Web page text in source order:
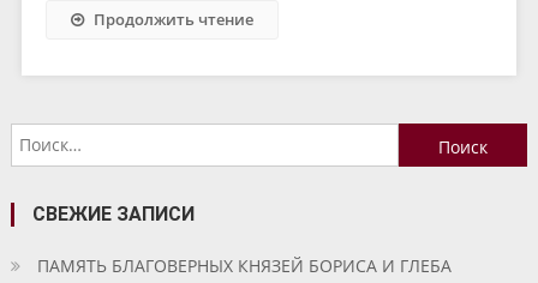
Продолжить чтение
Найти:
СВЕЖИЕ ЗАПИСИ
ПАМЯТЬ БЛАГОВЕРНЫХ КНЯЗЕЙ БОРИСА И ГЛЕБА